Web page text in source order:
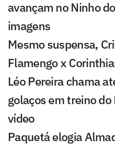
avançam no Ninho
imagens
Mesmo suspensa,
Flamengo x
Léo Pereira chama
golaços em treino
vídeo
Paquetá elogia